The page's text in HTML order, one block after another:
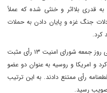
قدری بلااثر و خنثی شده که عملاً
جنگ غزه و پایان دادن به حملات
کرد.
به گزارش ایرنا، این قطعنامه در جلسه علنی روز جمعه شورای امنیت ۱۳ رأی مثبت
و امریکا و روسیه به عنوان دو عضو
رأی ممتنع دادند. به این ترتیب
رسید.